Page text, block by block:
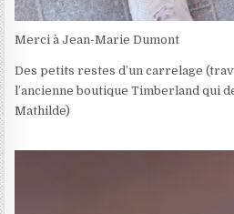
Merci à Jean-Marie Dumont
Des petits restes d’un carrelage
l’ancienne boutique Timberland qui
Mathilde)